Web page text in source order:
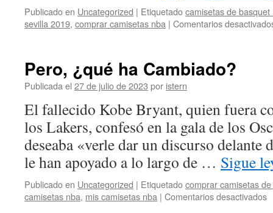
Publicado en Uncategorized | Etiquetadocamisetas de
sevilla 2019, comprar camisetas nba | Comentarios
Pero, ¿qué ha Cambiado?
Publicada el 27 de julio de 2023 por istern
El fallecido Kobe Bryant, quien fuera
los Lakers, confesó en la gala de los
deseaba «verle dar un discurso delante
le han apoyado a lo largo de … Sigue
Publicado en Uncategorized | Etiquetadocomprar camisetas
camisetas nba, mis camisetas nba | Comentarios desactivados